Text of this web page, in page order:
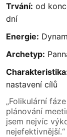
Trvání: od
dní
Energie:
Archetyp:
nastavení cílů
„Folikulární
plánování
jsem nejvíc
nejefektivnější.“